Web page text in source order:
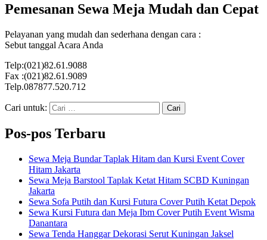
Pemesanan Sewa Meja Mudah dan Cepat
Pelayanan yang mudah dan sederhana dengan cara :
Sebut tanggal Acara Anda
Telp:(021)82.61.9088
Fax :(021)82.61.9089
Telp.087877.520.712
Cari untuk:
Pos-pos Terbaru
Sewa Meja Bundar Taplak Hitam dan Kursi Event Cover
Hitam Jakarta
Sewa Meja Barstool Taplak Ketat Hitam SCBD Kuningan
Jakarta
Sewa Sofa Putih dan Kursi Futura Cover Putih Ketat Depok
Sewa Kursi Futura dan Meja Ibm Cover Putih Event Wisma
Danantara
Sewa Tenda Hanggar Dekorasi Serut Kuningan Jaksel